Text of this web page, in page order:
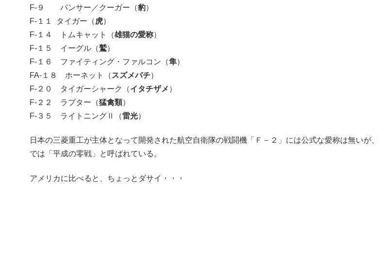
F-９ パンサー／クーガー（豹）
F-１１ タイガー（ 虎）
F-１４ トムキャット（雄猫の愛称）
F-１５ イーグル（鷲）
F-１６ ファイティング・ファルコン（隼）
FA-１８ ホーネット（ スズメバチ）
F-２０ タイガーシャーク（イタチザメ ）
F-２２ ラプター（猛禽類）
F-３５ ライトニングⅡ（雷光）
日本の三菱重工が主体となって開発された航空自衛隊の戦闘機「Ｆ－２」には公式な愛称は無いが
では「平成の零戦」と呼ばれている。
アメリカに比べると、ちょっとダサイ・・・